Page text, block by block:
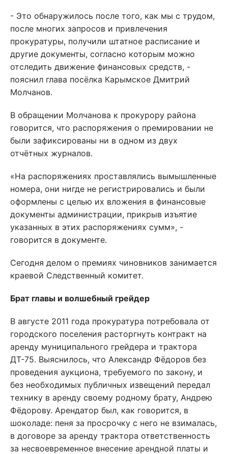
- Это обнаружилось после того, как мы с трудом,
после многих запросов и привлечения
прокуратуры, получили штатное расписание и
другие документы, согласно которым можно
отследить движение финансовых средств, -
пояснил глава посёлка Карымское Дмитрий
Молчанов.
В обращении Молчанова к прокурору района
говорится, что распоряжения о премировании не
были зафиксированы ни в одном из двух
отчётных журналов.
«На распоряжениях проставлялись вымышленные
номера, они нигде не регистрировались и были
оформлены с целью их вложения в финансовые
документы администрации, прикрыв изъятие
указанных в этих распоряжениях сумм», -
говорится в документе.
Сегодня делом о премиях чиновников занимается
краевой Следственный комитет.
Брат главы и волшебный грейдер
В августе 2011 года прокуратура потребовала от
городского поселения расторгнуть контракт на
аренду муниципального грейдера и трактора
ДТ-75. Выяснилось, что Александр Фёдоров без
проведения аукциона, требуемого по закону, и
без необходимых публичных извещений передал
технику в аренду своему родному брату, Андрею
Фёдорову. Арендатор был, как говорится, в
шоколаде: пеня за просрочку с него не взималась,
в договоре за аренду трактора ответственность
за несвоевременное внесение арендной платы и